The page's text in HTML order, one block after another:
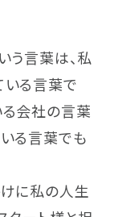
う言葉は、私
いる言葉で
る会社の言葉
る言葉でも
に私の人生